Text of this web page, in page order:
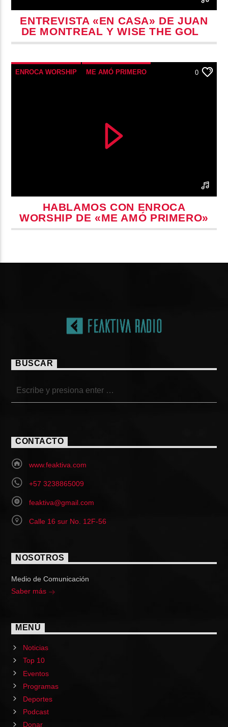
ENTREVISTA «EN CASA» DE JUAN
DE MONTREAL Y WISE THE GOLD
PEN
ENROCA WORSHIP ME AMÓ PRIMERO 0
HABLAMOS CON ENROCA
WORSHIP DE «ME AMÓ PRIMERO»
BUSCAR
CONTACTO
www.feaktiva.com
+57 3238865009
feaktiva@gmail.com
Calle 16 sur No. 12F-56
NOSOTROS
Medio de Comunicación
Saber más
MENÚ
Noticias
Top 10
Eventos
Programas
Deportes
Podcast
Donar